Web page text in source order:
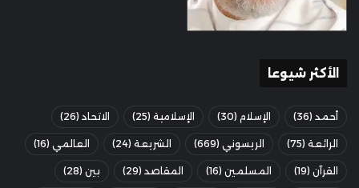
الأكثر شيوعا
أحمد (36) الإسلام (30) الإسلامية (25) الاتحاد (26)
الرائعة (75) الريسوني (669) الشريعة (24) العالمي (16)
القرآن (19) المسلمين (16) المقاصد (29) بين (28)